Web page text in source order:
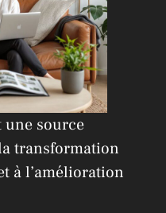
une source
transformation
à l’amélioration